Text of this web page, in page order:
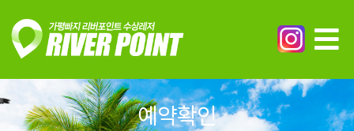
예약확인